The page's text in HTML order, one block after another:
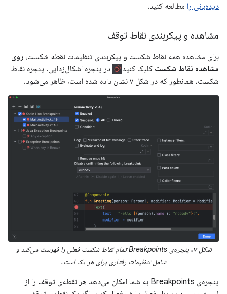
دیده‌بانی را مطالعه کنید.
مشاهده و پیکربندی نقاط توقف
برای مشاهده همه نقاط شکست و پیکربندی تنظیمات نقطه شکست، روی
مشاهده نقاط شکست کلیک کنید
در پنجره اشکال‌زدایی. پنجره نقاط
شکست، همانطور که در شکل ۷ نشان داده شده است، ظاهر می‌شود.
شکل ۷.
پنجره‌ی Breakpoints تمام نقاط شکست فعلی را فهرست می‌کند و
شامل تنظیمات رفتاری برای هر یک است.
پنجره‌ی Breakpoints به شما امکان می‌دهد هر نقطه‌ی توقف را از